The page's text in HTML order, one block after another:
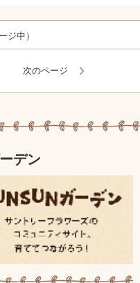
ジ中）
次のページ
デン